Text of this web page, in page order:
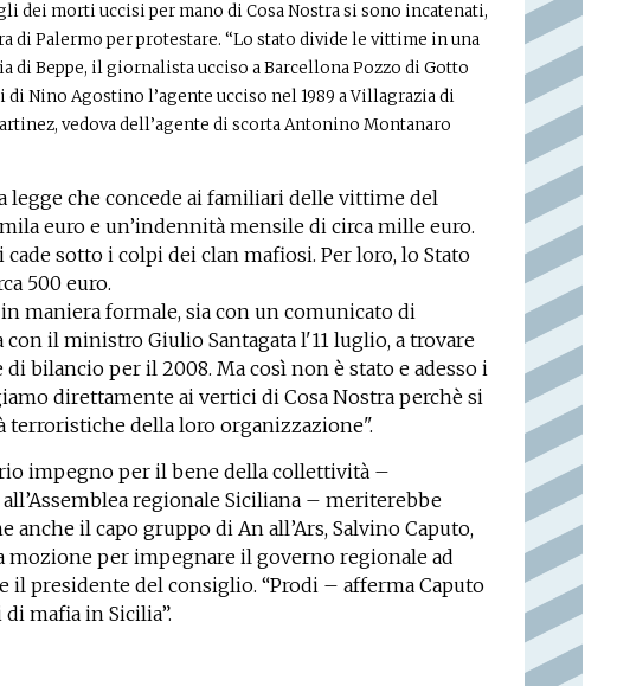
dei morti uccisi per mano di Cosa Nostra si sono incatenati,
di Palermo per protestare. “Lo stato divide le vittime in una
di Beppe, il giornalista ucciso a Barcellona Pozzo di Gotto
Nino Agostino l’agente ucciso nel 1989 a Villagrazia di
vedova dell’agente di scorta Antonino Montanaro
legge che concede ai familiari delle vittime del
euro e un’indennità mensile di circa mille euro.
sotto i colpi dei clan mafiosi. Per loro, lo Stato
500 euro.
maniera formale, sia con un comunicato di
il ministro Giulio Santagata l'11 luglio, a trovare
bilancio per il 2008. Ma così non è stato e adesso i
direttamente ai vertici di Cosa Nostra perchè si
della loro organizzazione".
impegno per il bene della collettività –
regionale Siciliana – meriterebbe
anche il capo gruppo di An all’Ars, Salvino Caputo,
mozione per impegnare il governo regionale ad
il presidente del consiglio. “Prodi – afferma Caputo
mafia in Sicilia”.